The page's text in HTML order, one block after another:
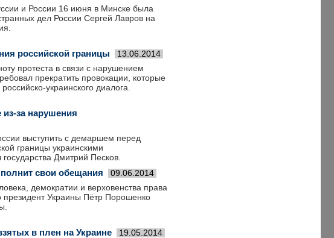
и России 16 июня в Минске была
дел России Сергей Лавров на
российской границы 13.06.2014
протеста в связи с нарушением
прекратить провокации, которые
украинского диалога.
за нарушения
выступить с демаршем перед
границы украинскими
Дмитрий Песков.
свои обещания 09.06.2014
демократии и верховенства права
президент Украины Пётр Порошенко
в плен на Украине 19.05.2014